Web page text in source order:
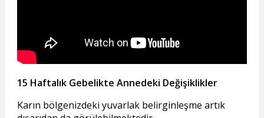
15 Haftalık Gebelikte Annedeki Değişiklikler
Karın bölgenizdeki yuvarlak belirginleşme artık